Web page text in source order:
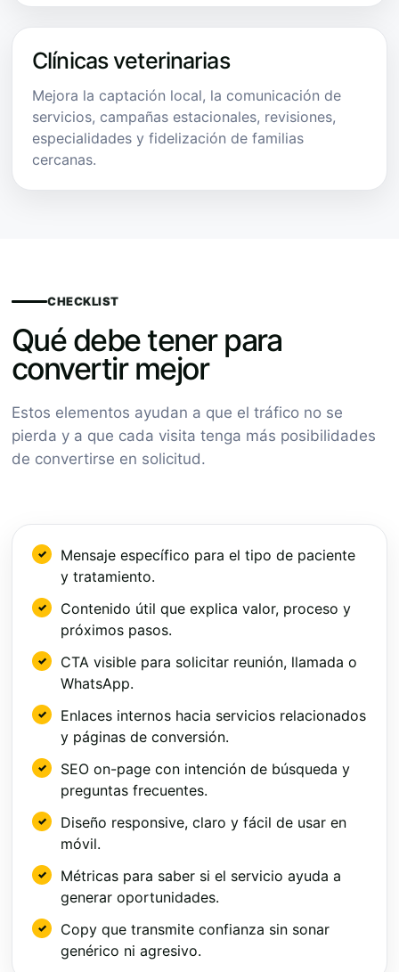
Clínicas veterinarias
Mejora la captación local, la comunicación de
servicios, campañas estacionales, revisiones,
especialidades y fidelización de familias
cercanas.
CHECKLIST
Qué debe tener para
convertir mejor
Estos elementos ayudan a que el tráfico no se
pierda y a que cada visita tenga más posibilidades
de convertirse en solicitud.
Mensaje específico para el tipo de paciente
y tratamiento.
Contenido útil que explica valor, proceso y
próximos pasos.
CTA visible para solicitar reunión, llamada o
WhatsApp.
Enlaces internos hacia servicios relacionados
y páginas de conversión.
SEO on-page con intención de búsqueda y
preguntas frecuentes.
Diseño responsive, claro y fácil de usar en
móvil.
Métricas para saber si el servicio ayuda a
generar oportunidades.
Copy que transmite confianza sin sonar
genérico ni agresivo.